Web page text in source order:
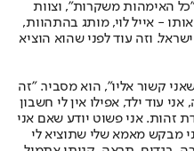
ובסדרה המוערכת של כאן 11 "כל האימהות משקרות", וצוות
- אייל לוי, מותג בהתהוות,
וזה עוד לפני שהוא הוציא
קשור אליו", הוא מסביר. "זה
עוד ילד, אפילו אין לי חשבון
זהות. אני פשוט יודע שאם אני
מבקש מאמא שלי שתוציא לי